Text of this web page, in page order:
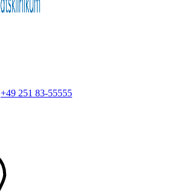
+49 251 83-55555